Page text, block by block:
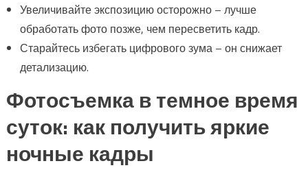
Увеличивайте экспозицию осторожно – лучше
обработать фото позже, чем пересветить кадр.
Старайтесь избегать цифрового зума – он снижает
детализацию.
Фотосъемка в темное время
суток: как получить яркие
ночные кадры